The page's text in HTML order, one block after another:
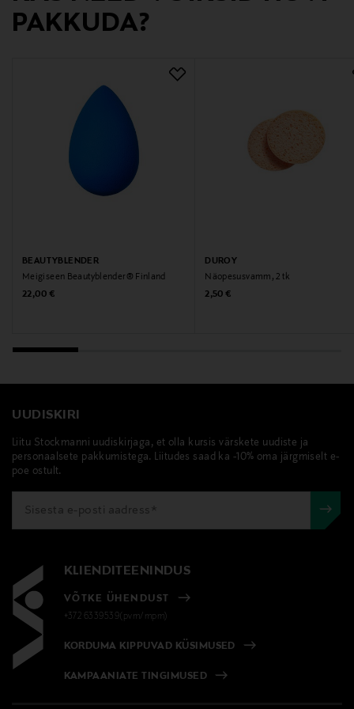
Märksõnad
PAKKUDA?
BEAUTYBLENDER
Meigiseen Beautyblender® Finland
Original Price
22,00 €
DUROY
Näopesusvamm, 2 tk
Original Price
2,50 €
UUDISKIRI
Liitu Stockmanni uudiskirjaga, et olla kursis värskete uudiste ja
personaalsete pakkumistega. Liitudes saad ka -10% oma järgmiselt e-
poe ostult.
KLIENDITEENINDUS
VÕTKE ÜHENDUST
+372 6339539(pvm/mpm)
KORDUMA KIPPUVAD KÜSIMUSED
KAMPAANIATE TINGIMUSED